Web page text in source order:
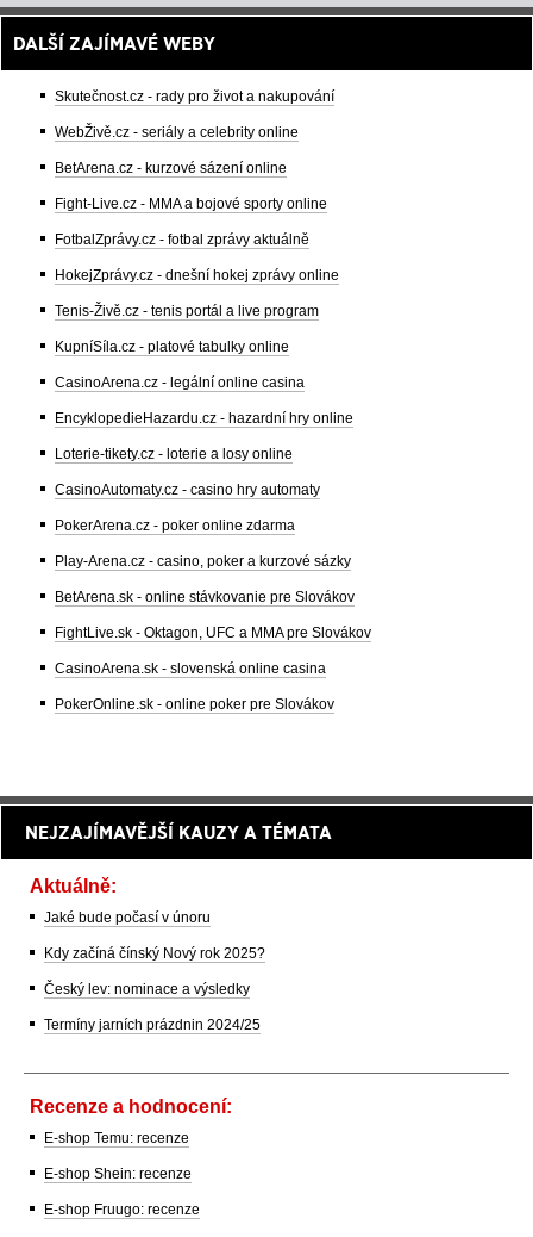
DALŠÍ ZAJÍMAVÉ WEBY
Skutečnost.cz - rady pro život a nakupování
WebŽivě.cz - seriály a celebrity online
BetArena.cz - kurzové sázení online
Fight-Live.cz - MMA a bojové sporty online
FotbalZprávy.cz - fotbal zprávy aktuálně
HokejZprávy.cz - dnešní hokej zprávy online
Tenis-Živě.cz - tenis portál a live program
KupníSíla.cz - platové tabulky online
CasinoArena.cz - legální online casina
EncyklopedieHazardu.cz - hazardní hry online
Loterie-tikety.cz - loterie a losy online
CasinoAutomaty.cz - casino hry automaty
PokerArena.cz - poker online zdarma
Play-Arena.cz - casino, poker a kurzové sázky
BetArena.sk - online stávkovanie pre Slovákov
FightLive.sk - Oktagon, UFC a MMA pre Slovákov
CasinoArena.sk - slovenská online casina
PokerOnline.sk - online poker pre Slovákov
NEJZAJÍMAVĚJŠÍ KAUZY A TÉMATA
Aktuálně:
Jaké bude počasí v únoru
Kdy začíná čínský Nový rok 2025?
Český lev: nominace a výsledky
Termíny jarních prázdnin 2024/25
Recenze a hodnocení:
E-shop Temu: recenze
E-shop Shein: recenze
E-shop Fruugo: recenze